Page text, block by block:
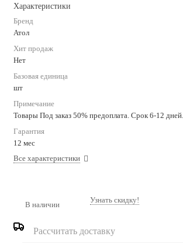
Характеристики
Бренд
Атол
Хит продаж
Нет
Базовая единица
шт
Примечание
Товары Под заказ 50% предоплата. Срок 6-12 дней.
Гарантия
12 мес
Все характеристики
В наличии Узнать скидку!
Рассчитать доставку